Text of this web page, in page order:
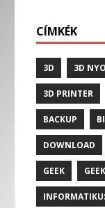
CÍMKÉK
3D 3D
3D PRINTER
BACKUP
DOWNLOAD
GEEK